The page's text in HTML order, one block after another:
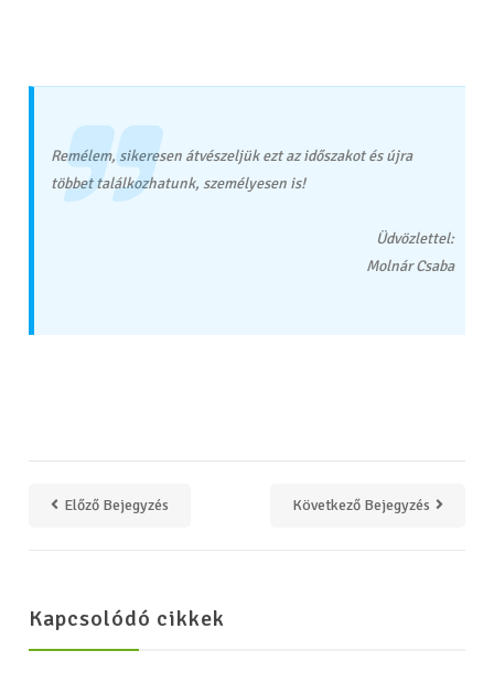
Remélem, sikeresen átvészeljük ezt az időszakot és újra
többet találkozhatunk, személyesen is!
Üdvözlettel:
Molnár Csaba
Előző Bejegyzés Következő Bejegyzés
Kapcsolódó cikkek